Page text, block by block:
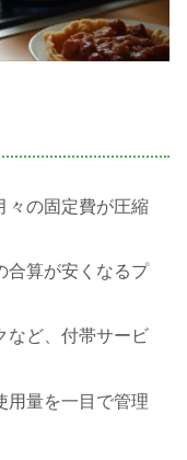
々の固定費が圧縮
合算が安くなるプ
など、付帯サービ
用量を一目で管理